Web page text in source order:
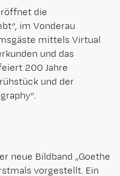
die
im Vonderau
mittels Virtual
und das
200 Jahre
und der
neue Bildband „Goethe
vorgestellt. Ein